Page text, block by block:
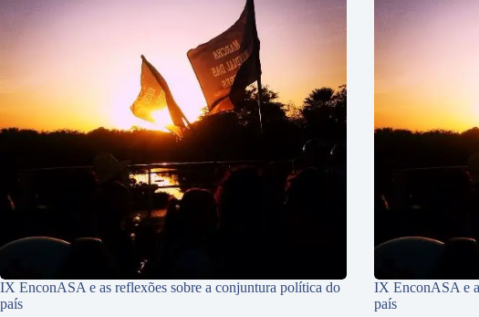
IX EnconASA e as reflexões sobre a conjuntura política do
país
IX EnconASA e
país